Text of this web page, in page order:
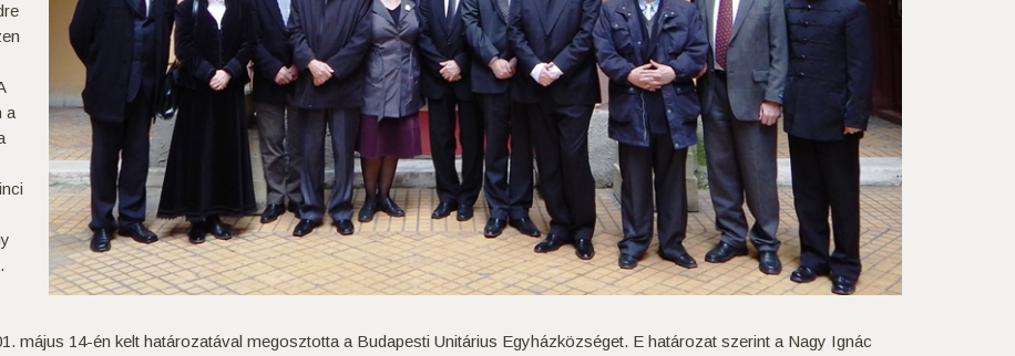
a
május 14-én kelt határozatával megosztotta a Budapesti Unitárius Egyházközséget. E határozat szerint a Nagy Ignác